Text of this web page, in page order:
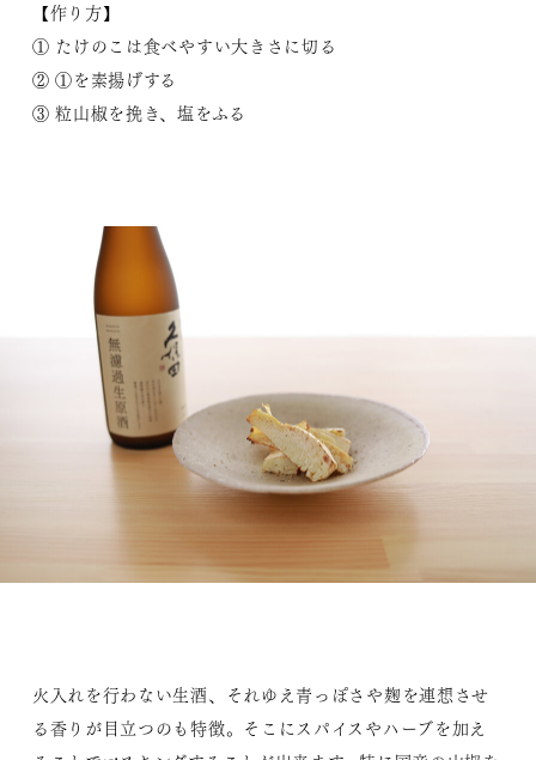
【作り方】
① たけのこは食べやすい大きさに切る
② ①を素揚げする
③ 粒山椒を挽き、塩をふる
火入れを行わない生酒、それゆえ青っぽさや麹を連想させ
る香りが目立つのも特徴。そこにスパイスやハーブを加え